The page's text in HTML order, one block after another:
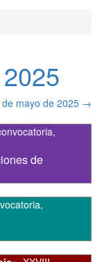
2025
de mayo de 2025 →
,
de
,